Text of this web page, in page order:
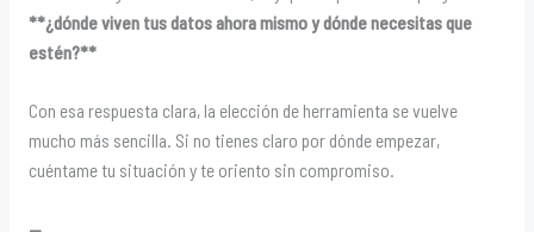
**¿dónde viven tus datos ahora mismo y dónde necesitas que
estén?**
Con esa respuesta clara, la elección de herramienta se vuelve
mucho más sencilla. Si no tienes claro por dónde empezar,
cuéntame tu situación y te oriento sin compromiso.